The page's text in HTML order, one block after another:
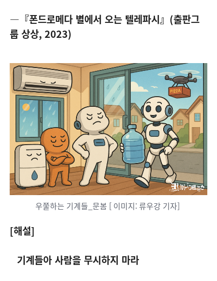
—『폰드로메다 별에서 오는 텔레파시』 (출판그
룹 상상, 2023)
우쭐하는 기계들_문봄 [ 이미지: 류우강 기자]
[해설]
기계들아 사람을 무시하지 마라